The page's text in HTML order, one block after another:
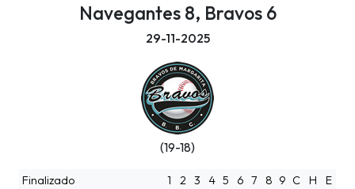
Navegantes 8, Bravos 6
29-11-2025
(19-18)
Finalizado 1 2 3 4 5 6 7 8 9 C H
E